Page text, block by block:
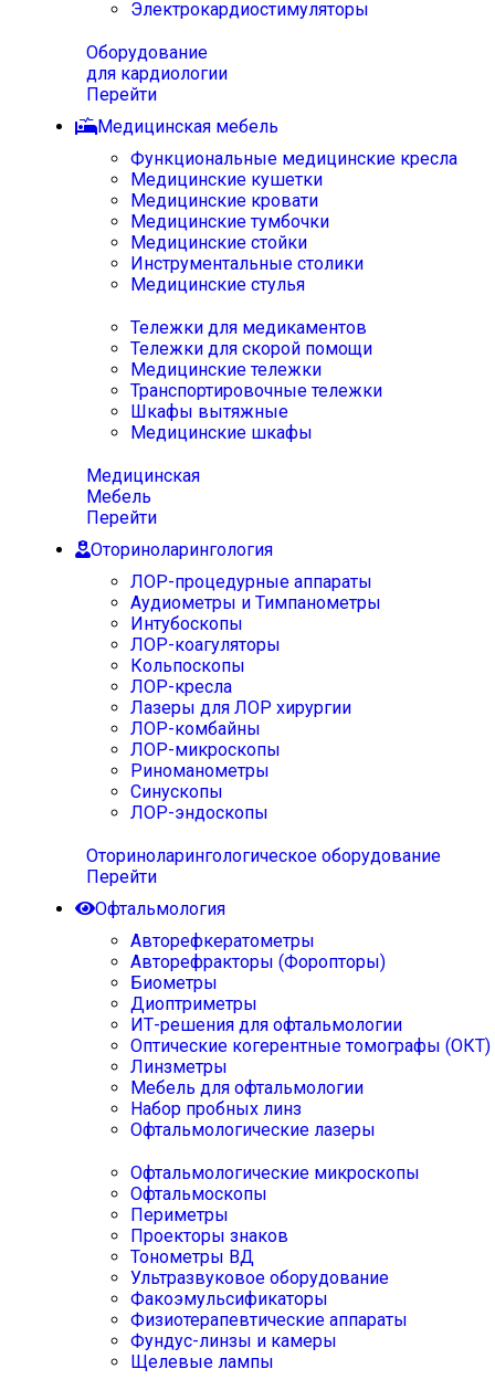
Электрокардиостимуляторы
Оборудование
для кардиологии
Перейти
Медицинская мебель
Функциональные медицинские кресла
Медицинские кушетки
Медицинские кровати
Медицинские тумбочки
Медицинские стойки
Инструментальные столики
Медицинские стулья
Тележки для медикаментов
Тележки для скорой помощи
Медицинские тележки
Транспортировочные тележки
Шкафы вытяжные
Медицинские шкафы
Медицинская
Мебель
Перейти
Оториноларингология
ЛОР-процедурные аппараты
Аудиометры и Тимпанометры
Интубоскопы
ЛОР-коагуляторы
Кольпоскопы
ЛОР-кресла
Лазеры для ЛОР хирургии
ЛОР-комбайны
ЛОР-микроскопы
Риноманометры
Синускопы
ЛОР-эндоскопы
Оториноларингологическое оборудование
Перейти
Офтальмология
Авторефкератометры
Авторефракторы (Форопторы)
Биометры
Диоптриметры
ИТ-решения для офтальмологии
Оптические когерентные томографы (ОКТ)
Линзметры
Мебель для офтальмологии
Набор пробных линз
Офтальмологические лазеры
Офтальмологические микроскопы
Офтальмоскопы
Периметры
Проекторы знаков
Тонометры ВД
Ультразвуковое оборудование
Факоэмульсификаторы
Физиотерапевтические аппараты
Фундус-линзы и камеры
Щелевые лампы